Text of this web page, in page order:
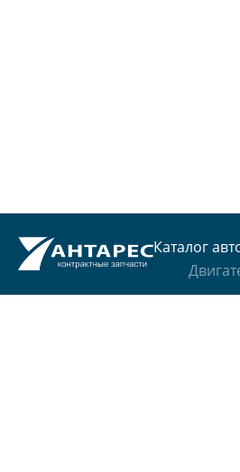
Каталог